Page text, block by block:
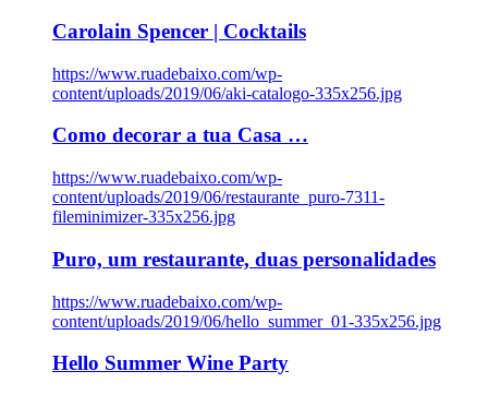
Carolain Spencer | Cocktails
https://www.ruadebaixo.com/wp-
content/uploads/2019/06/aki-catalogo-335x256.jpg
Como decorar a tua Casa …
https://www.ruadebaixo.com/wp-
content/uploads/2019/06/restaurante_puro-7311-
fileminimizer-335x256.jpg
Puro, um restaurante, duas personalidades
https://www.ruadebaixo.com/wp-
content/uploads/2019/06/hello_summer_01-335x256.jpg
Hello Summer Wine Party